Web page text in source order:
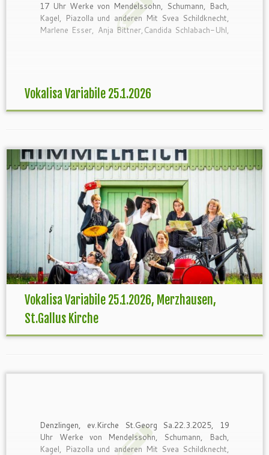
17 Uhr Werke von Mendelssohn, Schumann, Bach,
Kagel, Piazolla und anderen Mit Svea Schildknecht,
Marlene Esser, Anja Bittner,Candida Schlabach-Uhl,
Vokalisa Variabile 25.1.2026
Vokalisa Variabile 25.1.2026, Merzhausen,
St.Gallus Kirche
Denzlingen, ev.Kirche St.Georg Sa.22.3.2025, 19
Uhr Werke von Mendelssohn, Schumann, Bach,
Kagel, Piazolla und anderen Mit Svea Schildknecht,